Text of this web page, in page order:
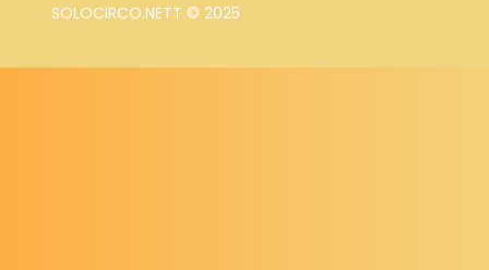
SOLOCIRCO.NETT © 2025